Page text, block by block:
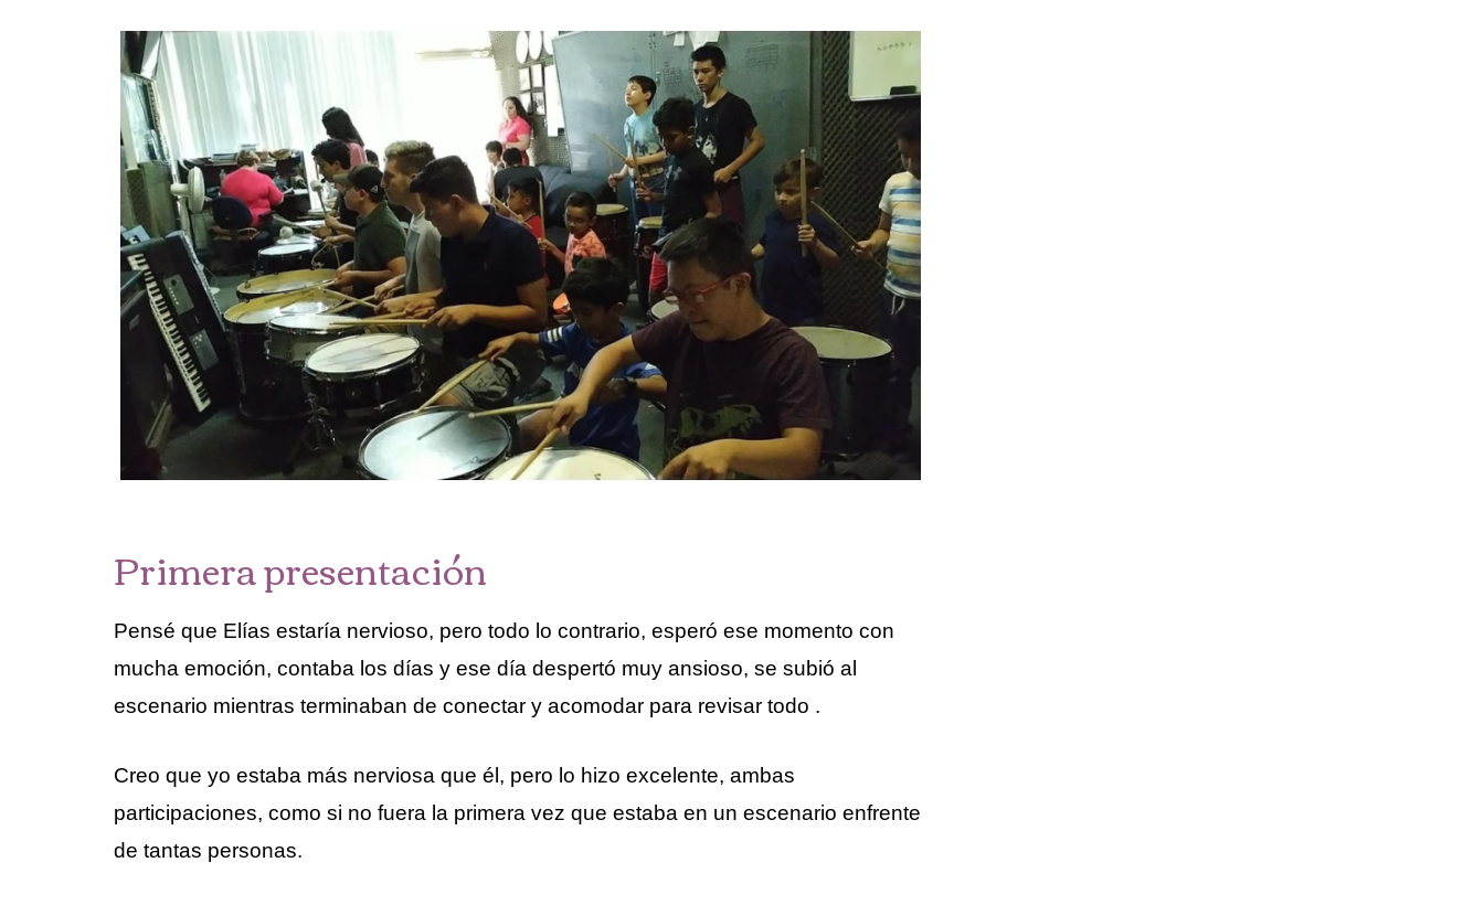
Primera presentación
Pensé que Elías estaría nervioso, pero todo lo contrario, esperó ese momento con
mucha emoción, contaba los días y ese día despertó muy ansioso, se subió al
escenario mientras terminaban de conectar y acomodar para revisar todo .
Creo que yo estaba más nerviosa que él, pero lo hizo excelente, ambas
participaciones, como si no fuera la primera vez que estaba en un escenario enfrente
de tantas personas.